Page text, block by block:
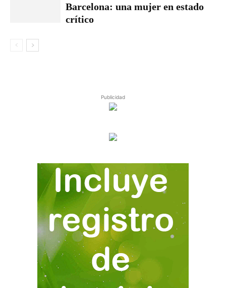
Barcelona: una mujer en estado
crítico
Publicidad